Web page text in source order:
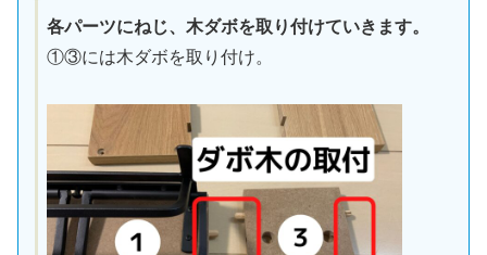
各パーツにねじ、木ダボを取り付けていきます。
①③には木ダボを取り付け。